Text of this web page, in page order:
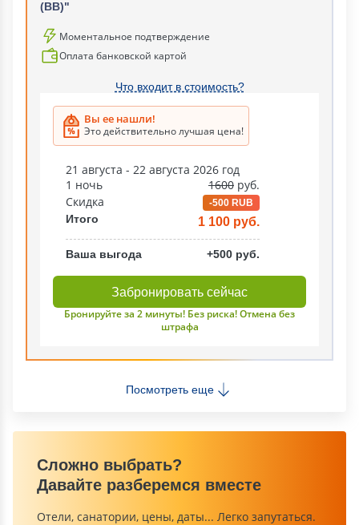
(ВВ)"
Моментальное подтверждение
Оплата банковской картой
Что входит в стоимость?
Вы ее нашли!
Это действительно лучшая цена!
21 августа - 22 августа 2026 год
1 ночь
1600 руб.
Скидка
-500 RUB
Итого 1 100 руб.
Ваша выгода +500 руб.
Забронировать сейчас
Бронируйте за 2 минуты! Без риска! Отмена без
штрафа
Посмотреть еще
Сложно выбрать?
Давайте разберемся вместе
Отели, санатории, цены, даты... Легко запутаться.